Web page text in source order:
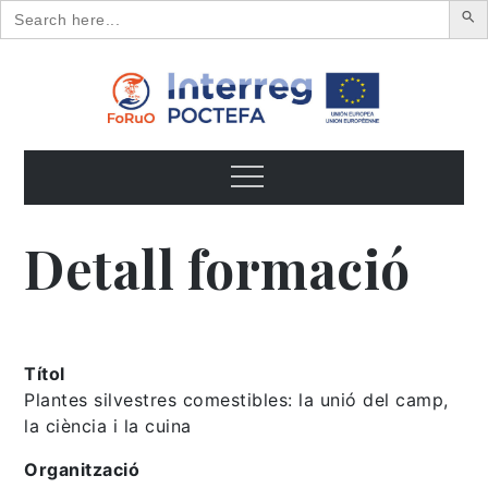
Search
for:
FoRuO
frutos
Menu
Detall formació
Títol
Plantes silvestres comestibles: la unió del camp,
la ciència i la cuina
Organització